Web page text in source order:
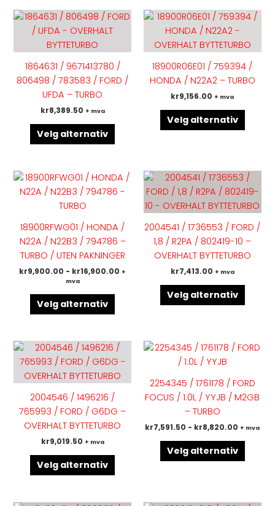
1864631 / 9671413780 /
806498 / 783583 / FORD /
UFDA – TURBO
kr8,389.50 + mva
Velg alternativ
Dette
flere
varianter.
Alternativene
produktsiden
18900R06E01 / 759394 /
HONDA / N22A2 – TURBO
kr9,156.00 + mva
Velg alternativ
Dette
har
flere
på
18900RFWG01 / HONDA /
N22A / N22B3 / 794786 –
TURBO / UTEN PAKNINGER
kr9,900.00 - kr16,900.00 +
mva
Velg alternativ
Dette
produktet
flere
varianter.
Alternativene
kan
velges
produktsiden
2004541 / 1736553 / FORD /
1,8 / R2PA / 802419-10 –
OVERHALT BYTTETURBO
kr7,413.00 + mva
Velg alternativ
Dette
har
flere
kan
2004546 / 1496216 /
765993 / FORD / G6DG –
OVERHALT BYTTETURBO
kr9,019.50 + mva
Velg alternativ
Dette
produktet
har
flere
varianter.
Alternativene
kan
produktsiden
2254345 / 1761178 / FORD
FOCUS / 1.0L / YYJB / M2GB
– TURBO
kr7,591.50 - kr8,820.00 + mva
Velg alternativ
Dette
flere
kan
på